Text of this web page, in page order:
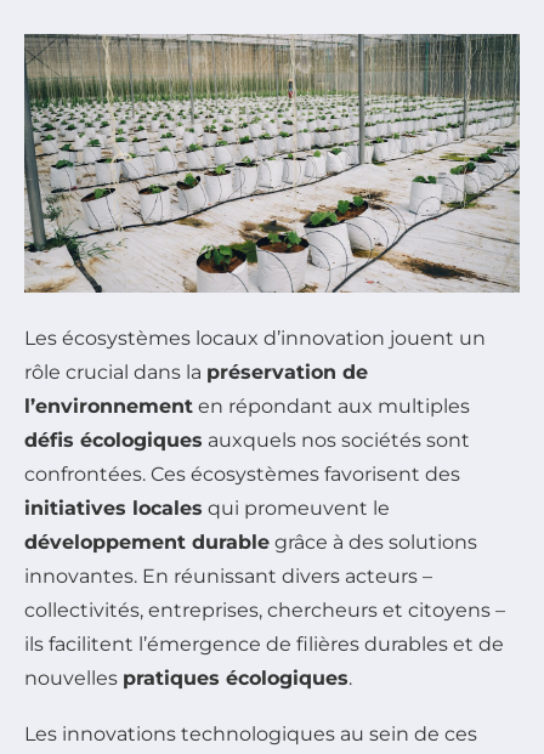
Les écosystèmes locaux d’innovation jouent un
rôle crucial dans la préservation de
l’environnement en répondant aux multiples
défis écologiques auxquels nos sociétés sont
confrontées. Ces écosystèmes favorisent des
initiatives locales qui promeuvent le
développement durable grâce à des solutions
innovantes. En réunissant divers acteurs –
collectivités, entreprises, chercheurs et citoyens –
ils facilitent l’émergence de filières durables et de
nouvelles pratiques écologiques.
Les innovations technologiques au sein de ces